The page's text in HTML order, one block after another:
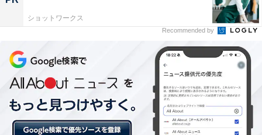
ショットワークス
Recommended by